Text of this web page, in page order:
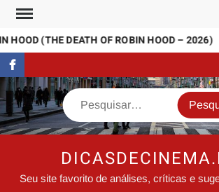
Skip
content
HOOD (THE DEATH OF ROBIN HOOD – 2026)
FaceBook
Search
Seu site favorito de análises, críticas e